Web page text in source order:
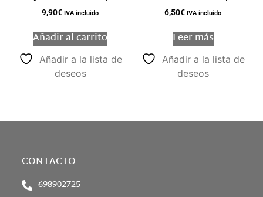
9,90€ IVA incluido
Añadir al carrito
Añadir a la lista de
deseos
6,50€ IVA incluido
Leer más
Añadir a la lista de
deseos
CONTACTO
698902725